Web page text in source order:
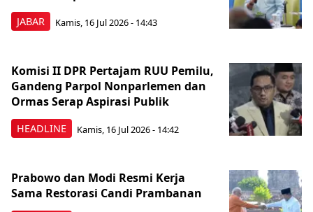
JABAR Kamis, 16 Jul 2026 - 14:43
HEADLINE
Komisi II DPR Pertajam RUU Pemilu,
Gandeng Parpol Nonparlemen dan
Ormas Serap Aspirasi Publik
Kamis, 16 Jul 2026 - 14:42
Prabowo dan Modi Resmi Kerja
Sama Restorasi Candi Prambanan